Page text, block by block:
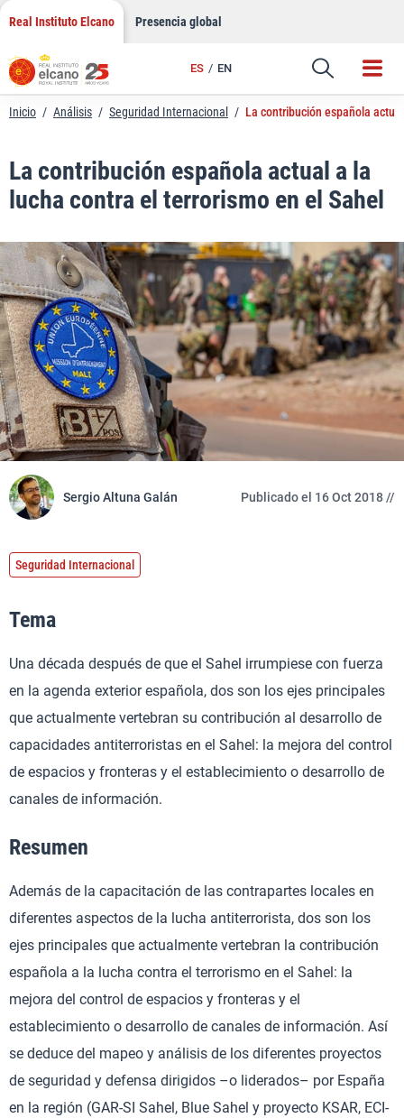
Saltar
contenido
Real Instituto Elcano Presencia global
ES EN
Enlace
Inicio / Análisis / Seguridad Internacional / La contribución española
La contribución española actual a la
lucha contra el terrorismo en el Sahel
Sergio Altuna Galán Publicado el 16 Oct 2018 //
Seguridad Internacional
Tema
Una década después de que el Sahel irrumpiese con fuerza
en la agenda exterior española, dos son los ejes principales
que actualmente vertebran su contribución al desarrollo de
capacidades antiterroristas en el Sahel: la mejora del control
de espacios y fronteras y el establecimiento o desarrollo de
canales de información.
Resumen
Además de la capacitación de las contrapartes locales en
diferentes aspectos de la lucha antiterrorista, dos son los
ejes principales que actualmente vertebran la contribución
española a la lucha contra el terrorismo en el Sahel: la
mejora del control de espacios y fronteras y el
establecimiento o desarrollo de canales de información. Así
se deduce del mapeo y análisis de los diferentes proyectos
de seguridad y defensa dirigidos –o liderados– por España
en la región (GAR-SI Sahel, Blue Sahel y proyecto KSAR, ECI-